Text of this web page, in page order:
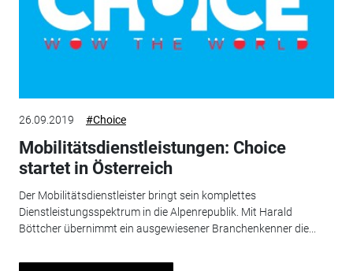
26.09.2019 #Choice
Mobilitätsdienstleistungen: Choice
startet in Österreich
Der Mobilitätsdienstleister bringt sein komplettes
Dienstleistungsspektrum in die Alpenrepublik. Mit Harald
Böttcher übernimmt ein ausgewiesener Branchenkenner die...